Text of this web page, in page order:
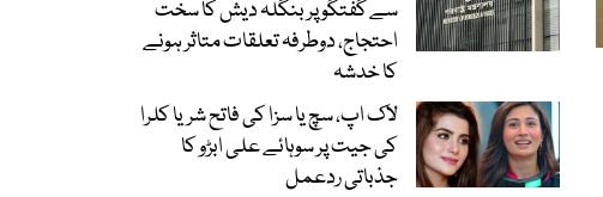
سے گفتگو پر بنگلہ دیش کا سخت
احتجاج، دوطرفہ تعلقات متاثر ہونے
کا خدشہ
لاک اپ، سچ یا سزا کی فاتح شریا کلرا
کی جیت پر سوہائے علی ابڑو کا
جذباتی ردعمل